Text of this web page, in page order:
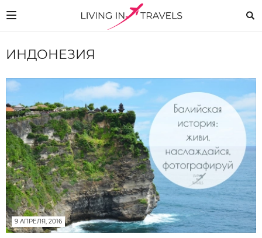
ИНДОНЕЗИЯ
9 АПРЕЛЯ, 2016